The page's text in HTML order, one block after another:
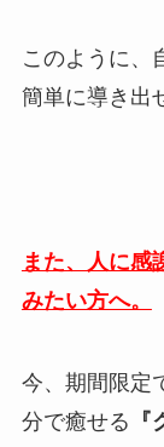
このように、
簡単に導き出
また、人に感
みたい方へ。
今、期間限定
分で癒せる